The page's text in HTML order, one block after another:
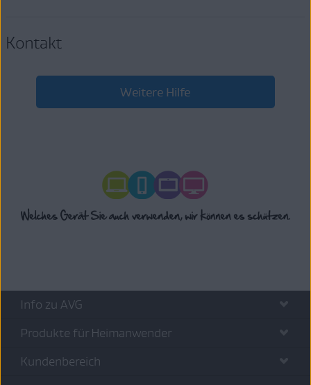
Kontakt
Weitere Hilfe
Info zu AVG
Produkte für Heimanwender
Kundenbereich